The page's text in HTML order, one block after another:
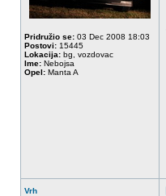
Pridružio se: 03 Dec 2008 18:03
Postovi: 15445
Lokacija: bg, vozdovac
Ime: Nebojsa
Opel: Manta A
Vrh